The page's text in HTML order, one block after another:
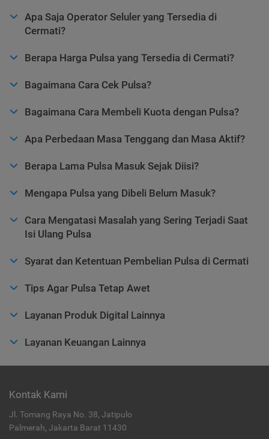
Apa Saja Operator Seluler yang Tersedia di
Cermati?
Berapa Harga Pulsa yang Tersedia di Cermati?
Bagaimana Cara Cek Pulsa?
Bagaimana Cara Membeli Kuota dengan Pulsa?
Apa Perbedaan Masa Tenggang dan Masa Aktif?
Berapa Lama Pulsa Masuk Sejak Diisi?
Mengapa Pulsa yang Dibeli Belum Masuk?
Cara Mengatasi Masalah yang Sering Terjadi Saat
Isi Ulang Pulsa
Syarat dan Ketentuan Pembelian Pulsa di Cermati
Tips Agar Pulsa Tetap Awet
Layanan Produk Digital Lainnya
Layanan Keuangan Lainnya
Kontak Kami
Jl. Tomang Raya No. 38, Jatipulo
Palmerah, Jakarta Barat 11430